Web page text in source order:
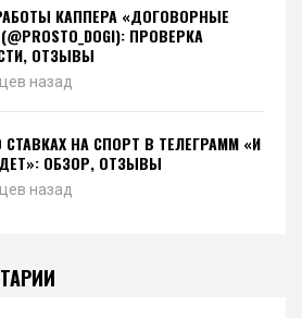
КАППЕРА «ДОГОВОРНЫЕ
ПРОВЕРКА
ОТЗЫВЫ
назад
СТАВКАХ НА СПОРТ В ТЕЛЕГРАММ «И
ОБЗОР, ОТЗЫВЫ
назад